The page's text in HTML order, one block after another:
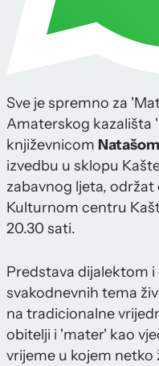
Sve je spremno za
Amaterskog kazališta
književnicom
izvedbu u sklopu
zabavnog ljeta, održat
Kulturnom centru
20.30 sati.
Predstava dijalektom
svakodnevnih tema
na tradicionalne
obitelji i 'mater' kao
vrijeme u kojem netko